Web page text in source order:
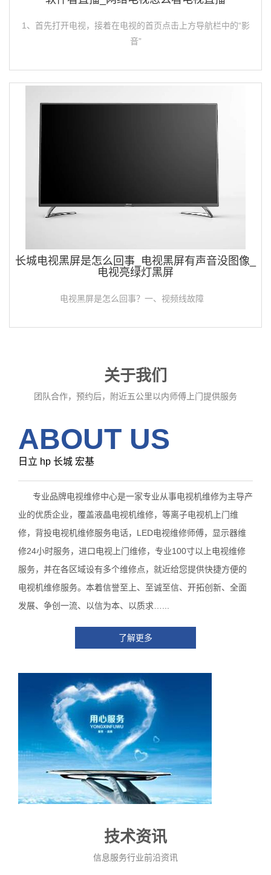
1、首先打开电视，接着在电视的首页点击上方导航栏中的“影
音”
长城电视黑屏是怎么回事_电视黑屏有声音没图像_
电视亮绿灯黑屏
电视黑屏是怎么回事？一、视频线故障
关于我们
团队合作，预约后，附近五公里以内师傅上门提供服务
ABOUT US
日立 hp 长城 宏基
专业品牌电视维修中心是一家专业从事电视机维修为主导产
业的优质企业，覆盖液晶电视机维修，等离子电视机上门维
修，背投电视机维修服务电话，LED电视维修师傅，显示器维
修24小时服务，进口电视上门维修，专业100寸以上电视维修
服务，并在各区域设有多个维修点，就近给您提供快捷方便的
电视机维修服务。本着信誉至上、至诚至信、开拓创新、全面
发展、争创一流、以信为本、以质求…...
了解更多
技术资讯
信息服务行业前沿资讯